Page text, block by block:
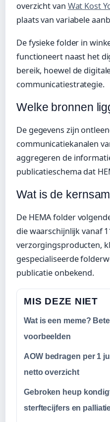
overzicht van Wat Kost
plaats van variabele
De fysieke folder in
functioneert naast het
bereik, hoewel de
communicatiestrategie.
Welke bronnen
De gegevens zijn
communicatiekanalen
aggregeren de
publicatieschema dat
Wat is de
De HEMA folder
die waarschijnlijk vanaf
verzorgingsproducten,
gespecialiseerde
publicatie onbekend.
MIS DEZE NIET
Wat is een meme?
voorbeelden
AOW bedragen per 1
netto overzicht
Gebroken heup
sterftecijfers en